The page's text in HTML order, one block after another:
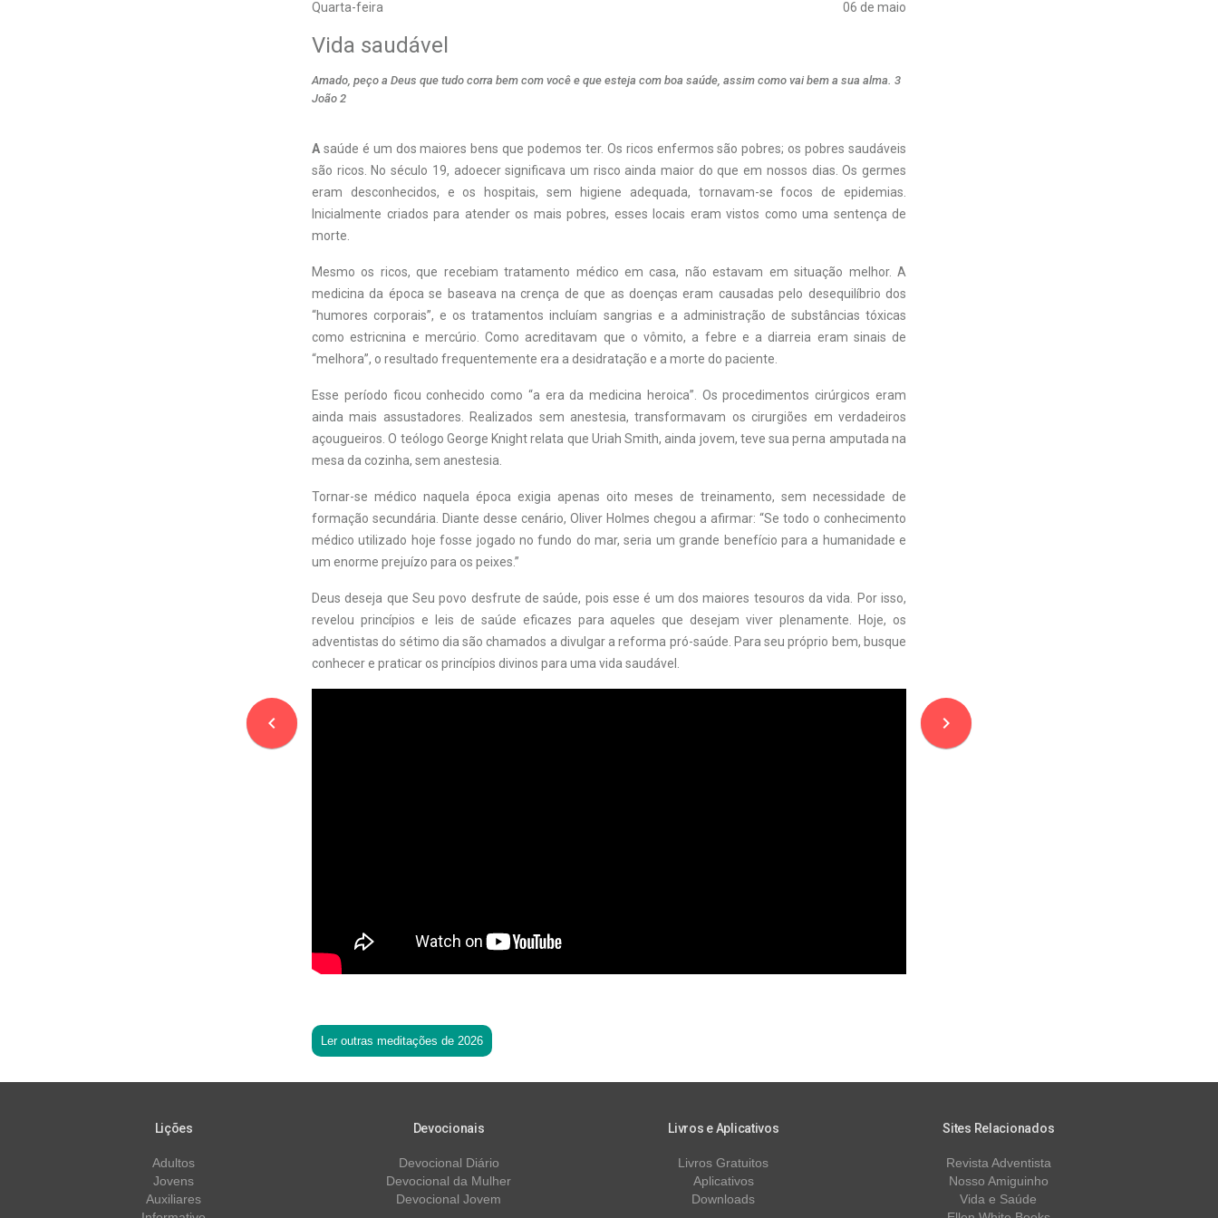
Quarta-feira 06 de maio
navigate_before
Vida saudável
Amado, peço a Deus que tudo corra bem com você e que esteja com boa saúde, assim como vai bem a sua alma. 3
João 2
A saúde é um dos maiores bens que podemos ter. Os ricos enfermos são pobres; os pobres saudáveis
são ricos. No século 19, adoecer significava um risco ainda maior do que em nossos dias. Os germes
eram desconhecidos, e os hospitais, sem higiene adequada, tornavam-se focos de epidemias.
Inicialmente criados para atender os mais pobres, esses locais eram vistos como uma sentença de
morte.
Mesmo os ricos, que recebiam tratamento médico em casa, não estavam em situação melhor. A
medicina da época se baseava na crença de que as doenças eram causadas pelo desequilíbrio dos
“humores corporais”, e os tratamentos incluíam sangrias e a administração de substâncias tóxicas
como estricnina e mercúrio. Como acreditavam que o vômito, a febre e a diarreia eram sinais de
“melhora”, o resultado frequentemente era a desidratação e a morte do paciente.
Esse período ficou conhecido como “a era da medicina heroica”. Os procedimentos cirúrgicos eram
ainda mais assustadores. Realizados sem anestesia, transformavam os cirurgiões em verdadeiros
açougueiros. O teólogo George Knight relata que Uriah Smith, ainda jovem, teve sua perna amputada na
mesa da cozinha, sem anestesia.
Tornar-se médico naquela época exigia apenas oito meses de treinamento, sem necessidade de
formação secundária. Diante desse cenário, Oliver Holmes chegou a afirmar: “Se todo o conhecimento
médico utilizado hoje fosse jogado no fundo do mar, seria um grande benefício para a humanidade e
um enorme prejuízo para os peixes.”
Deus deseja que Seu povo desfrute de saúde, pois esse é um dos maiores tesouros da vida. Por isso,
revelou princípios e leis de saúde eficazes para aqueles que desejam viver plenamente. Hoje, os
adventistas do sétimo dia são chamados a divulgar a reforma pró-saúde. Para seu próprio bem, busque
conhecer e praticar os princípios divinos para uma vida saudável.
Ler outras meditações de 2026
navigate_next
Lições
Adultos
Jovens
Auxiliares
Devocionais
Devocional Diário
Devocional da Mulher
Devocional Jovem
Livros e Aplicativos
Livros Gratuitos
Aplicativos
Downloads
Sites Relacionados
Revista Adventista
Nosso Amiguinho
Vida e Saúde